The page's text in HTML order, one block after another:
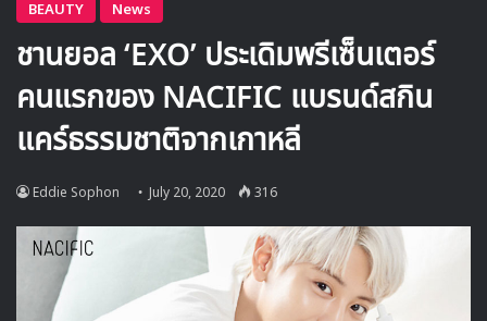
เธอเอาชนะและก้าวเข้าสู่รอบท่าชิงบัลลังก์ของราชินีหน้ากาก
‘คุณนายดอกกุหลาบ’ และการแข่งขันในรายการของเธอจึงจบ
พร้อมกับการเปิดเผยตัวตนออกมา และเธอก็คือ…
…
‘Exy’ สมาชิกเกิร์ลกรุป ‘WJSN’